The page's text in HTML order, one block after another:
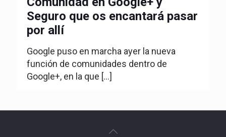
Seguro que os encantará pasar
por allí
Google puso en marcha ayer la nueva
función de comunidades dentro de
Google+, en la que […]